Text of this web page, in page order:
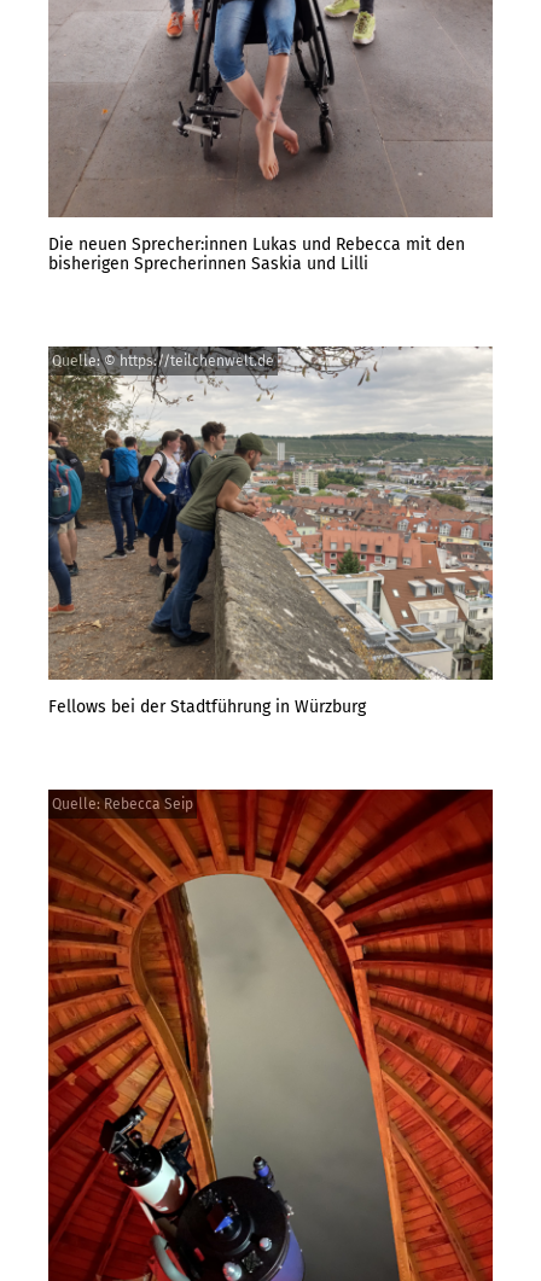
Die neuen Sprecher:innen Lukas und Rebecca mit den
bisherigen Sprecherinnen Saskia und Lilli
Quelle: © https://teilchenwelt.de
Fellows bei der Stadtführung in Würzburg
Quelle: Rebecca Seip